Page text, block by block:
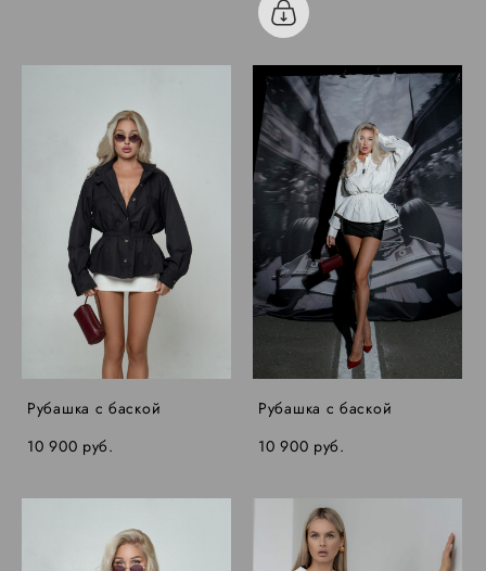
Рубашка с баской
10 900 pуб.
Рубашка с баской
10 900 pуб.